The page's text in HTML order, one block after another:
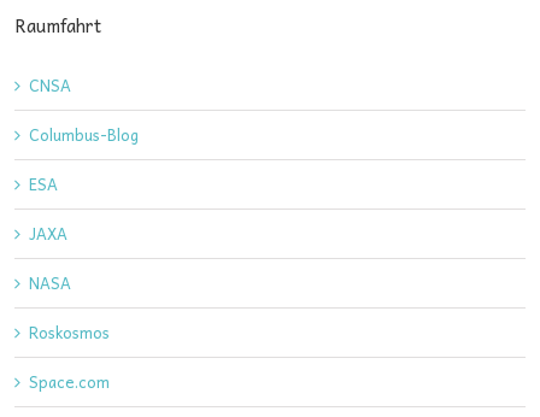
Raumfahrt
CNSA
Columbus-Blog
ESA
JAXA
NASA
Roskosmos
Space.com